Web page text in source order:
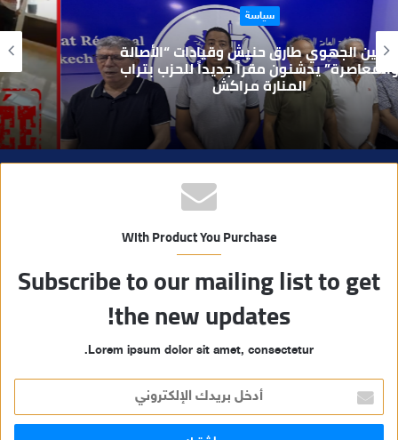
حوادث
بعد تداول فيديو يوثق العملية.. أمن مراكش
يطيح بقاصر مشتبه في تورطه في سرقة
مسلحة..
With Product You Purchase
Subscribe to our mailing list to get
the new updates!
Lorem ipsum dolor sit amet, consectetur.
أدخل
بريدك
الإلكتروني